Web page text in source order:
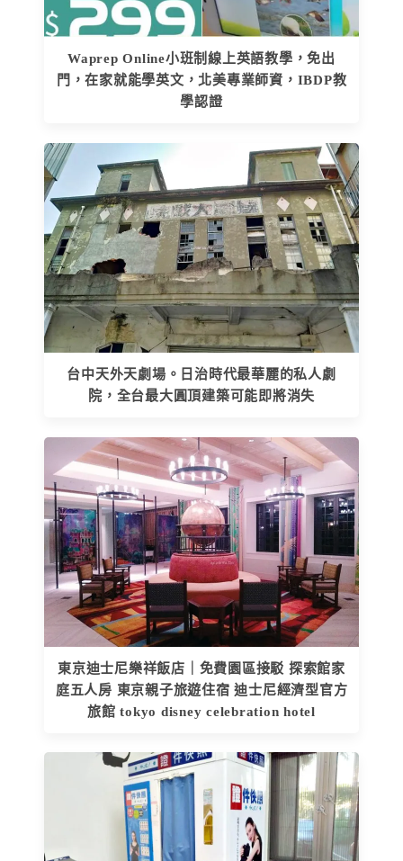
Waprep Online小班制線上英語教學，免出
門，在家就能學英文，北美專業師資，IBDP教
學認證
台中天外天劇場。日治時代最華麗的私人劇
院，全台最大圓頂建築可能即將消失
東京迪士尼樂祥飯店｜免費園區接駁 探索館家
庭五人房 東京親子旅遊住宿 迪士尼經濟型官方
旅館 tokyo disney celebration hotel